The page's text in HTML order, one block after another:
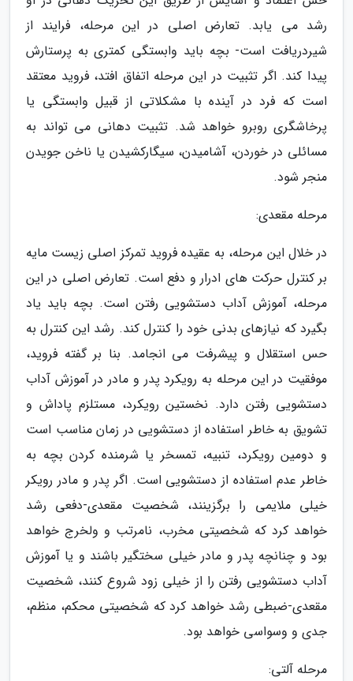
رشد می یابد. تعارض اصلی در این مرحله، فرایند از
شیردریافت است- بچه باید وابستگی کمتری به پرستارش
پیدا کند. اگر تثبیت در این مرحله اتفاق افتد، فروید معتقد
است که فرد در آینده با مشکلاتی از قبیل وابستگی یا
پرخاشگری روبرو خواهد شد. تثبیت دهانی می تواند به
مسائلی در خوردن، آشامیدن، سیگارکشیدن یا ناخن جویدن
منجر شود.
مرحله مقعدی:
در خلال این مرحله، به عقیده فروید تمرکز اصلی زیست مایه
بر کنترل حرکت های ادرار و دفع است. تعارض اصلی در این
مرحله، آموزش آداب دستشویی رفتن است. بچه باید یاد
بگیرد که نیازهای بدنی خود را کنترل کند. رشد این کنترل به
حس استقلال و پیشرفت می انجامد. بنا بر گفته فروید،
موفقیت در این مرحله به رویکرد پدر و مادر در آموزش آداب
دستشویی رفتن دارد. نخستین رویکرد، مستلزم پاداش و
تشویق به خاطر استفاده از دستشویی در زمان مناسب است
و دومین رویکرد، تنبیه، تمسخر یا شرمنده کردن بچه به
خاطر عدم استفاده از دستشویی است. اگر پدر و مادر رویکر
خیلی ملایمی را برگزینند، شخصیت مقعدی-دفعی رشد
خواهد کرد که شخصیتی مخرب، نامرتب و ولخرج خواهد
بود و چنانچه پدر و مادر خیلی سختگیر باشند و یا آموزش
آداب دستشویی رفتن را از خیلی زود شروع کنند، شخصیت
مقعدی-ضبطی رشد خواهد کرد که شخصیتی محکم، منظم،
جدی و وسواسی خواهد بود.
مرحله آلتی: